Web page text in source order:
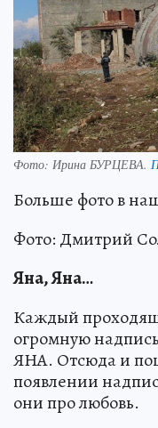
Фото: Ирина БУРЦЕВА.
Больше фото в
Фото: Дмитрий
Яна, Яна…
Каждый
огромную
ЯНА. Отсюда и
появлении
они про любовь.